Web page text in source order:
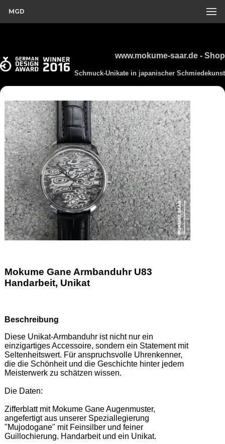
MGD
www.mokume-saar.de - Shop
Schmuck-Unikate in japanischer Schmiedekunst
Mokume Gane Armbanduhr U83
Handarbeit, Unikat
Beschreibung
Diese Unikat-Armbanduhr ist nicht nur ein
einzigartiges Accessoire, sondern ein Statement mit
Seltenheitswert. Für anspruchsvolle Uhrenkenner,
die die Schönheit und die Geschichte hinter jedem
Meisterwerk zu schätzen wissen.
Die Daten:
Zifferblatt mit Mokume Gane Augenmuster,
angefertigt aus unserer Speziallegierung
"Mujodogane" mit Feinsilber und feiner
Guillochierung. Handarbeit und ein Unikat.